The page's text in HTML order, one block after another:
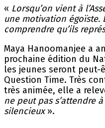
« Lorsqu’on vient à
une motivation égoïste.
comprendre qu’ils
Maya Hanoomanjee a
prochaine édition du
les jeunes seront peut-
Question Time. Très
très animée, elle a
ne peut pas s’attendre
silencieux».